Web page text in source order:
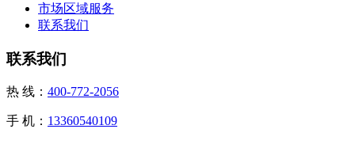
市场区域服务
联系我们
联系我们
热 线： 400-772-2056
手 机： 13360540109